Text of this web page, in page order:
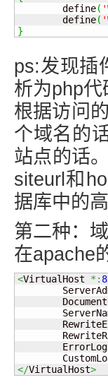
define(
        define
(
}
ps:发现插
析为php
根据访问
个域名的
站点的话
siteurl和
据库中的高
第二种：
在apache
<VirtualHost *:
        ErrorLog
</VirtualHost>